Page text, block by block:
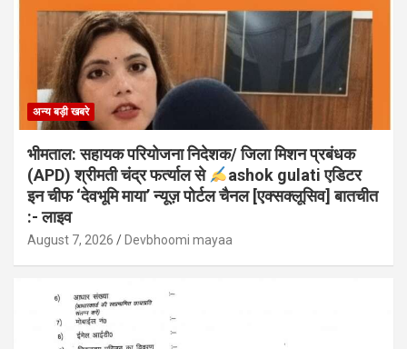
अन्य बड़ी खबरे
भीमताल: सहायक परियोजना निदेशक/ जिला मिशन प्रबंधक
(APD) श्रीमती चंद्र फर्त्याल से
ashok gulati एडिटर
इन चीफ ‘देवभूमि माया’ न्यूज़ पोर्टल चैनल [एक्सक्लूसिव] बातचीत
:- लाइव
August 7, 2026 Devbhoomi mayaa